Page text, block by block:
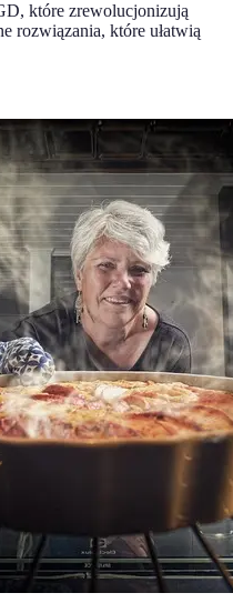
które zrewolucjonizują
rozwiązania, które ułatwią